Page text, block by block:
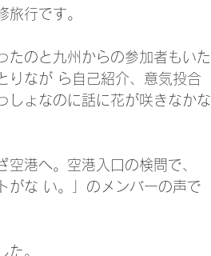
行です。
たのと九州からの参加者もいた
りなが ら自己紹介、意気投合
しょなのに話に花が咲きなかな
港へ。空港入口の検問で、
がな い。」のメンバーの声で
た。